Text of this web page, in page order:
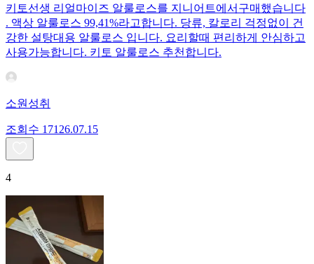
키토선생 리얼마이즈 알룰로스를 지니어트에서구매했습니다
. 액상 알룰로스 99,41%라고합니다. 당류, 칼로리 걱정없이 건
강한 설탕대용 알룰로스 입니다. 요리할때 편리하게 안심하고
사용가능합니다. 키토 알룰로스 추천합니다.
소원성취
조회수 171 26.07.15
4